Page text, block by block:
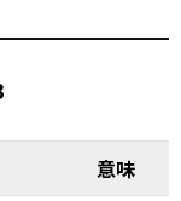
意味